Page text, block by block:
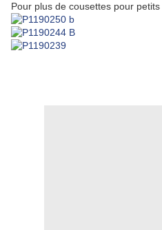
Pour plus de cousettes pour